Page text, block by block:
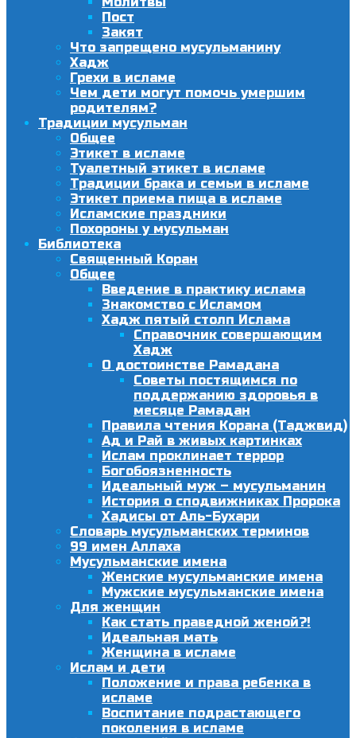
Пост
Закят
Что запрещено мусульманину
Хадж
Грехи в исламе
Чем дети могут помочь умершим
родителям?
Традиции мусульман
Общее
Этикет в исламе
Туалетный этикет в исламе
Традиции брака и семьи в исламе
Этикет приема пища в исламе
Исламские праздники
Похороны у мусульман
Библиотека
Священный Коран
Общее
Введение в практику ислама
Знакомство с Исламом
Хадж пятый столп Ислама
Справочник совершающим
Хадж
О достоинстве Рамадана
Советы постящимся по
поддержанию здоровья в
месяце Рамадан
Правила чтения Корана (Таджвид)
Ад и Рай в живых картинках
Ислам проклинает террор
Богобоязненность
Идеальный муж – мусульманин
История о сподвижниках Пророка
Хадисы от Аль-Бухари
Словарь мусульманских терминов
99 имен Аллаха
Мусульманские имена
Женские мусульманские имена
Мужские мусульманские имена
Для женщин
Как стать праведной женой?!
Идеальная мать
Женщина в исламе
Ислам и дети
Положение и права ребенка в
исламе
Воспитание подрастающего
поколения в исламе